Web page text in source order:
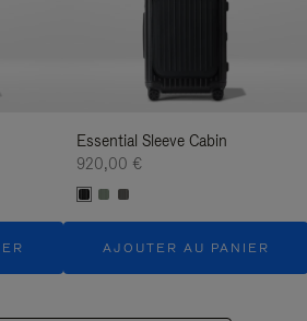
Essential Sleeve Cabin
920,00 €
AJOUTER AU PANIER